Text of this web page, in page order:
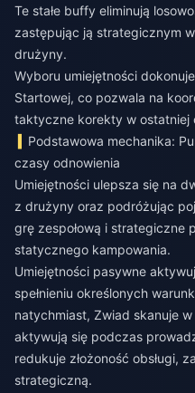
Te stałe buffy eliminują
zastępując ją strategicznym
drużyny.
Wyboru umiejętności
Startowej, co pozwala na
taktyczne korekty w ostatniej
Podstawowa mechanika:
czasy odnowienia
Umiejętności ulepsza się na
z drużyny oraz podróżując
grę zespołową i strategiczne
statycznego kampowania.
Umiejętności pasywne
spełnieniu określonych
natychmiast, Zwiad skanuje
aktywują się podczas
redukuje złożoność obsługi,
strategiczną.